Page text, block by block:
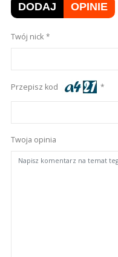
DODAJ OPINIE
Twój nick
Przepisz kod
Twoja opinia